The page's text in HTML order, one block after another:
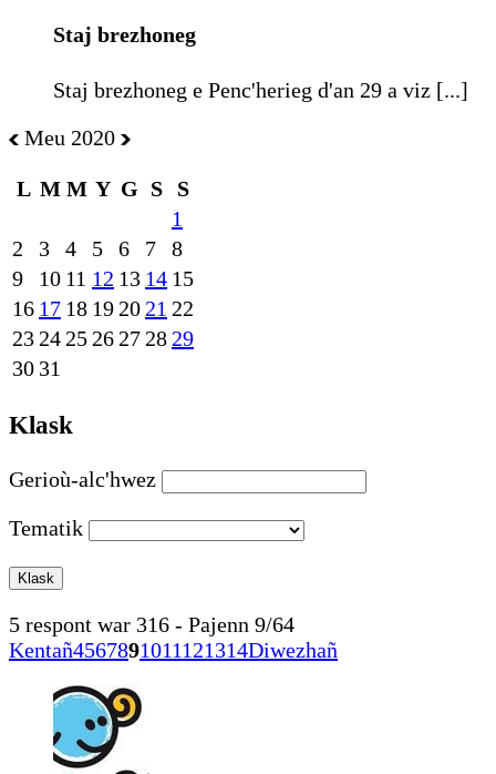
Staj brezhoneg
Staj brezhoneg e Penc'herieg d'an 29 a viz [...]
Meu 2020
L M M Y G S
S
1
2
3 4 5 6 7
8
9
10 11 12 13 14 15
16 17 18 19 20 21 22
23 24 25 26 27 28 29
30 31
Klask
Gerioù-alc'hwez
Tematik
5 respont war 316 - Pajenn 9/64
Kentañ4567891011121314Diwezhañ